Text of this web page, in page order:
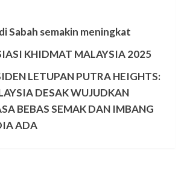
Sabah semakin meningkat
KHIDMAT MALAYSIA 2025
LETUPAN PUTRA HEIGHTS:
DESAK WUJUDKAN
BEBAS SEMAK DAN IMBANG
ADA